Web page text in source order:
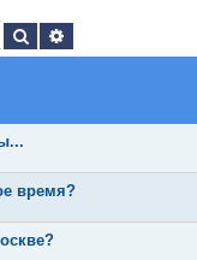
Поиск
время?